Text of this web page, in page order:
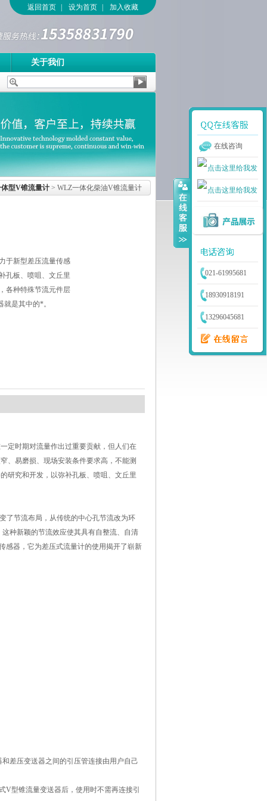
返回首页 设为首页 加入收藏
关于我们
型V锥流量计 > WLZ一体化柴油V锥流量计
于新型差压流量传感
孔板、喷咀、文丘里
各种特殊节流元件层
是其中的*。
定时期对流量作出过重要贡献，但人们在
、易磨损、现场安装条件要求高，不能测
研究和开发，以弥补孔板、喷咀、文丘里
了节流布局，从传统的中心孔节流改为环
种新颖的节流效应使其具有自整流、自清
感器，它为差压式流量计的使用揭开了崭新
差压变送器之间的引压管连接由用户自己
型锥流量变送器后，使用时不需再连接引
在线咨询
021-61995681
18930918191
13296045681